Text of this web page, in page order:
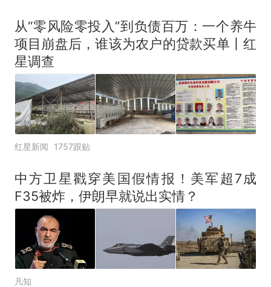
从“零风险零投入”到负债百万：一个养牛
项目崩盘后，谁该为农户的贷款买单丨红
星调查
红星新闻 1757跟贴
中方卫星戳穿美国假情报！美军超7成
F35被炸，伊朗早就说出实情？
凡知